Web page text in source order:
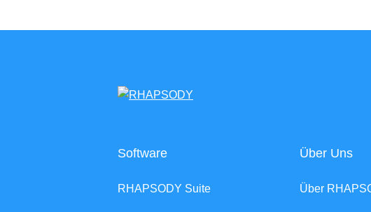
Software
RHAPSODY Suite
Über Uns
Über